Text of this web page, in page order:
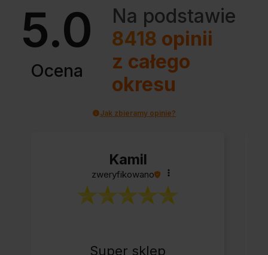
5.0
Ocena
Na podstawie
8418 opinii
z całego
okresu
Jak zbieramy opinie?
Kamil
zweryfikowano
Super sklep